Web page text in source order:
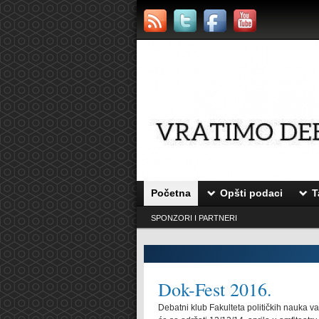
Početna Opšti podaci
SPONZORI I PARTNERI
tradicionalnog
Dok-Fest 2016.
Debatni klub Fakulteta političkih nauka